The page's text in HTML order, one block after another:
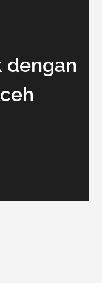
dengan